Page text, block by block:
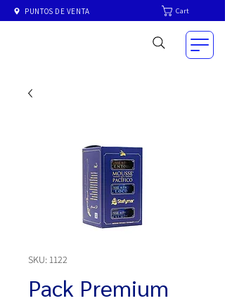
PUNTOS DE VENTA Cart
SKU: 1122
Pack Premium